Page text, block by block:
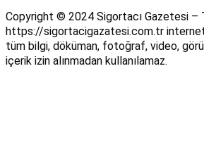
Copyright © 2024 Sigortacı Gazetesi –
https://sigortacigazatesi.com.tr
tüm bilgi, döküman, fotoğraf, video,
içerik izin alınmadan kullanılamaz.